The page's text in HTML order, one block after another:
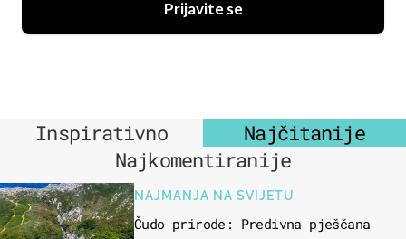
Prijavite se
Inspirativno
Najčitanije
Najkomentiranije
NAJMANJA NA SVIJETU
Čudo prirode: Predivna pješčana